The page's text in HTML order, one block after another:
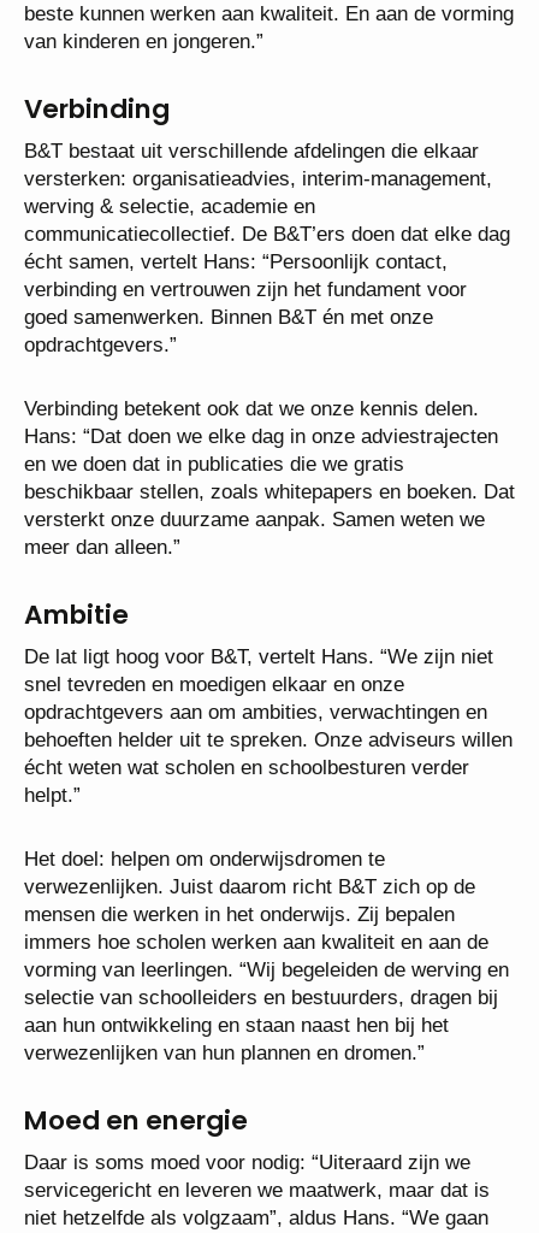
beste kunnen werken aan kwaliteit. En aan de vorming
van kinderen en jongeren.”
Verbinding
B&T bestaat uit verschillende afdelingen die elkaar
versterken: organisatieadvies, interim-management,
werving & selectie, academie en
communicatiecollectief. De B&T’ers doen dat elke dag
écht samen, vertelt Hans: “Persoonlijk contact,
verbinding en vertrouwen zijn het fundament voor
goed samenwerken. Binnen B&T én met onze
opdrachtgevers.”
Verbinding betekent ook dat we onze kennis delen.
Hans: “Dat doen we elke dag in onze adviestrajecten
en we doen dat in publicaties die we gratis
beschikbaar stellen, zoals whitepapers en boeken. Dat
versterkt onze duurzame aanpak. Samen weten we
meer dan alleen.”
Ambitie
De lat ligt hoog voor B&T, vertelt Hans. “We zijn niet
snel tevreden en moedigen elkaar en onze
opdrachtgevers aan om ambities, verwachtingen en
behoeften helder uit te spreken. Onze adviseurs willen
écht weten wat scholen en schoolbesturen verder
helpt.”
Het doel: helpen om onderwijsdromen te
verwezenlijken. Juist daarom richt B&T zich op de
mensen die werken in het onderwijs. Zij bepalen
immers hoe scholen werken aan kwaliteit en aan de
vorming van leerlingen. “Wij begeleiden de werving en
selectie van schoolleiders en bestuurders, dragen bij
aan hun ontwikkeling en staan naast hen bij het
verwezenlijken van hun plannen en dromen.”
Moed en energie
Daar is soms moed voor nodig: “Uiteraard zijn we
servicegericht en leveren we maatwerk, maar dat is
niet hetzelfde als volgzaam”, aldus Hans. “We gaan